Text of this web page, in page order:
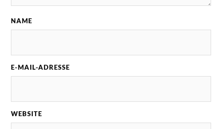
NAME
E-MAIL-ADRESSE
WEBSITE